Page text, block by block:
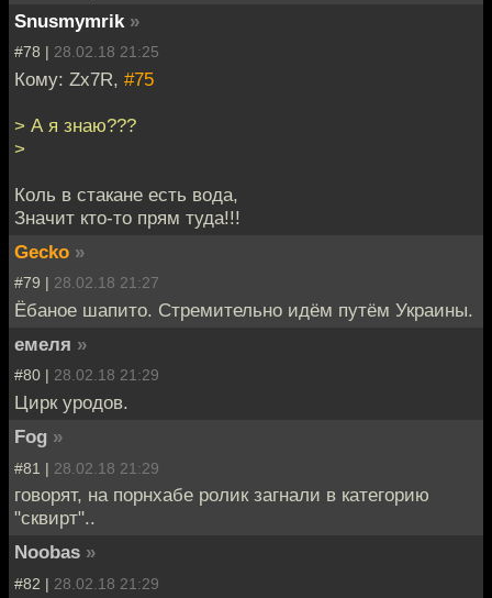
Snusmymrik »
#78 | 28.02.18 21:25
Кому: Zx7R, #75
> А я знаю???
>
Коль в стакане есть вода,
Значит кто-то прям туда!!!
Gecko »
#79 | 28.02.18 21:27
Ёбаное шапито. Стремительно идём путём Украины.
емеля »
#80 | 28.02.18 21:29
Цирк уродов.
Fog »
#81 | 28.02.18 21:29
говорят, на порнхабе ролик загнали в категорию
"сквирт"..
Noobas »
#82 | 28.02.18 21:29